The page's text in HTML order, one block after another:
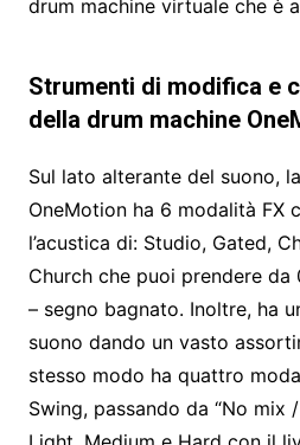
drum machine virtuale che è
Strumenti di modifica e
della drum machine
Sul lato alterante del suono,
OneMotion ha 6 modalità FX
l’acustica di: Studio, Gated,
Church che puoi prendere da
– segno bagnato. Inoltre, ha
suono dando un vasto
stesso modo ha quattro
Swing, passando da “No mix